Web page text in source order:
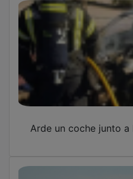
La FFCM presenta las
temporada 2026/27 a